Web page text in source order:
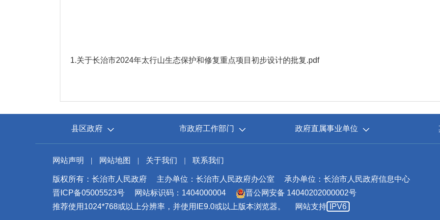
1.关于长治市2024年太行山生态保护和修复重点项目初步设计的批复.pdf
县区政府 市政府工作部门 政府直属事业单位
网站声明 | 网站地图 | 关于我们 | 联系我们
版权所有：长治市人民政府 主办单位：长治市人民政府办公室
承办单位：长治市人民政府信息中心
晋ICP备05005523号
网站标识码：1404000004
晋公网安备 14040202000002号
推荐使用1024*768或以上分辨率，并使用IE9.0或以上版本浏览器。
网站支持 IPV6